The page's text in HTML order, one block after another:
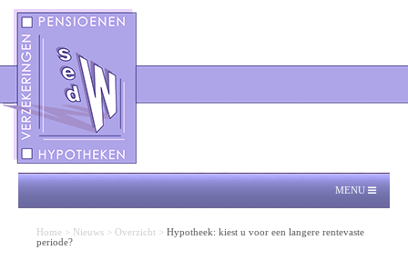
MENU
Home > Nieuws > Overzicht > Hypotheek: kiest u voor een langere rentevaste
periode?